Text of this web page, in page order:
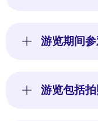
游览期间
游览包括